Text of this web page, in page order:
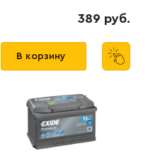
389 руб.
В корзину